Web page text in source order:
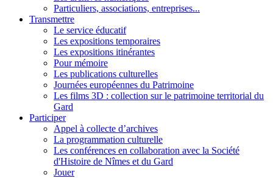
Particuliers, associations, entreprises...
Transmettre
Le service éducatif
Les expositions temporaires
Les expositions itinérantes
Pour mémoire
Les publications culturelles
Journées européennes du Patrimoine
Les films 3D : collection sur le patrimoine territorial du
Gard
Participer
Appel à collecte d’archives
La programmation culturelle
Les conférences en collaboration avec la Société
d'Histoire de Nîmes et du Gard
Jouer